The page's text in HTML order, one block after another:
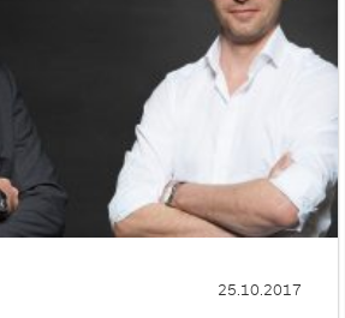
25.10.2017